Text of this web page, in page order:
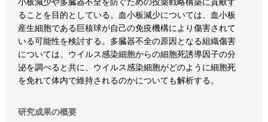
ることを目的としている。血小板減少については、血小板
産生細胞である巨核球が自己の免疫機構により傷害されて
いる可能性を検討する。多臓器不全の原因となる組織傷害
については、ウイルス感染細胞からの細胞死誘導因子の分
泌を調べると共に、ウイルス感染細胞がどのように細胞死
を免れて体内で維持されるのかについても解析する。
研究成果の概要